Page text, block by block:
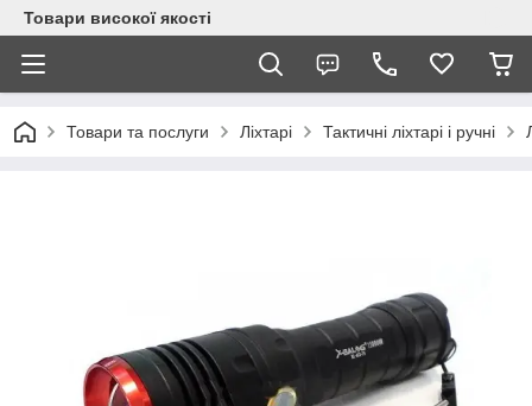
Товари високої якості
Товари та послуги Ліхтарі Тактичні ліхтарі і ручні